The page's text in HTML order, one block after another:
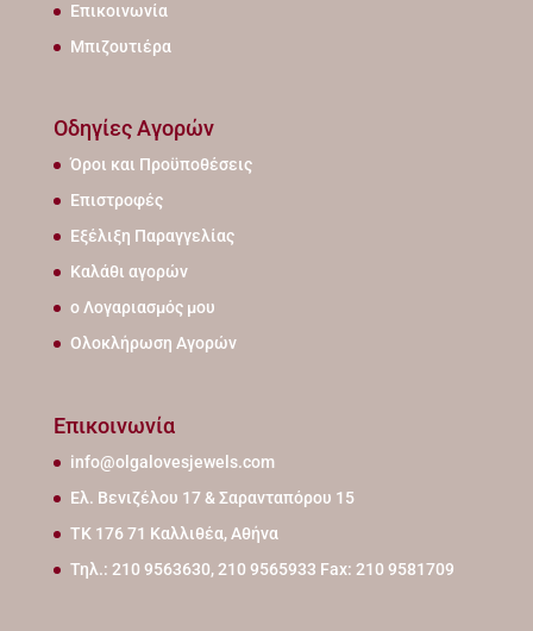
Επικοινωνία
Μπιζουτιέρα
Οδηγίες Αγορών
Όροι και Προϋποθέσεις
Επιστροφές
Εξέλιξη Παραγγελίας
Καλάθι αγορών
ο Λογαριασμός μου
Ολοκλήρωση Αγορών
Επικοινωνία
info@olgalovesjewels.com
Ελ. Βενιζέλου 17 & Σαρανταπόρου 15
ΤΚ 176 71 Καλλιθέα, Αθήνα
Τηλ.: 210 9563630, 210 9565933 Fax: 210 9581709